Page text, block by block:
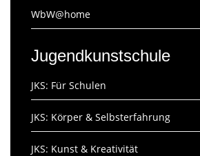
WbW@home
Jugendkunstschule
JKS: Für Schulen
JKS: Körper & Selbsterfahrung
JKS: Kunst & Kreativität